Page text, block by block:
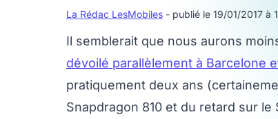
La Rédac LesMobiles - publié le 19/01/2017 à
Il semblerait que nous aurons
dévoilé parallèlement à Barcelone
pratiquement deux ans
Snapdragon 810 et du retard sur